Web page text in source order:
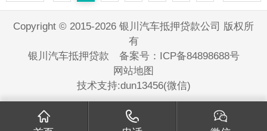
Copyright © 2015-2026 银川汽车抵押贷款公司 版权所
有
银川汽车抵押贷款 备案号： ICP备84898688号
网站地图
技术支持:dun13456(微信)